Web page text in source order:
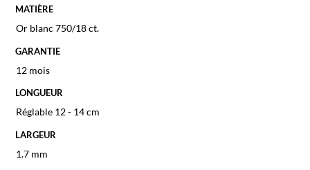
MATIÈRE
Or blanc 750/18 ct.
GARANTIE
12 mois
LONGUEUR
Réglable 12 - 14 cm
LARGEUR
1.7 mm